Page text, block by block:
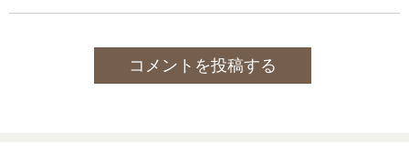
■第３種電気主任技術者■職業訓練指導員（電気科、電気工事科、
建築物設備管理科）■第１種電気工事士■第１級陸上特殊無線技士
コメントを投稿する